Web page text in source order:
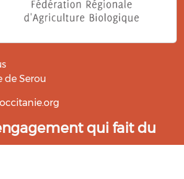
de Serou
qui fait du